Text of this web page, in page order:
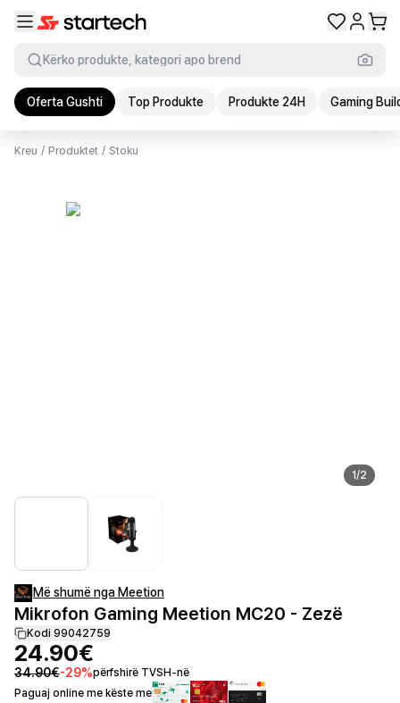
Kërko produkte, kategori apo brend
Oferta Gushti Top Produkte Produkte 24H Gaming
Kreu / Produktet / Stoku
1/2
Më shumë nga Meetion
Mikrofon Gaming Meetion MC20 - Zezë
Kodi 99042759
24.90€
34.90€-29%përfshirë TVSH-në
Paguaj online me këste me